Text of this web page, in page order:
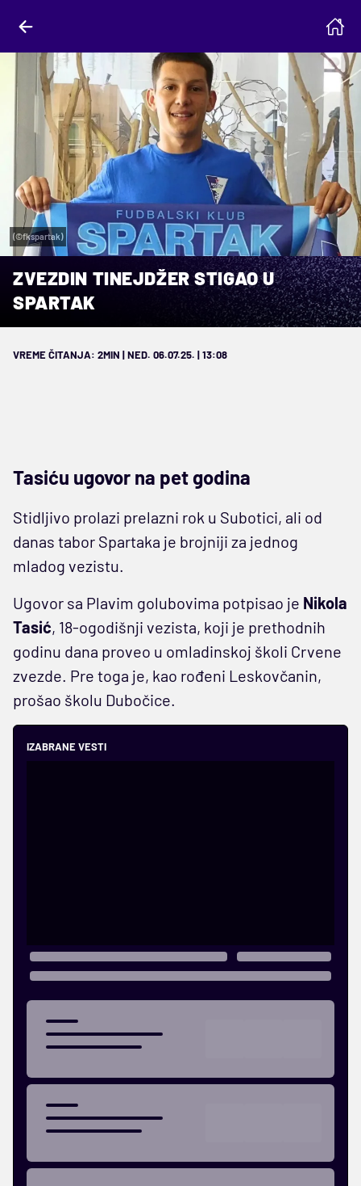
(©fkspartak)
ZVEZDIN TINEJDŽER STIGAO U
SPARTAK
VREME ČITANJA: 2MIN | NED. 06.07.25. | 13:08
Tasiću ugovor na pet godina
Stidljivo prolazi prelazni rok u Subotici, ali od
danas tabor Spartaka je brojniji za jednog
mladog vezistu.
Ugovor sa Plavim golubovima potpisao je Nikola
Tasić, 18-ogodišnji vezista, koji je prethodnih
godinu dana proveo u omladinskoj školi Crvene
zvezde. Pre toga je, kao rođeni Leskovčanin,
prošao školu Dubočice.
IZABRANE VESTI